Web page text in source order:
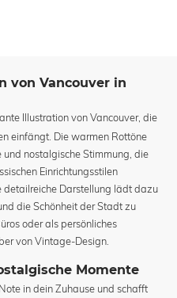
von Vancouver in
Illustration von Vancouver, die
einfängt. Die warmen Rottöne
nostalgische Stimmung, die
Einrichtungsstilen
detailreiche Darstellung lädt dazu
die Schönheit der Stadt zu
oder als persönliches
von Vintage-Design.
Momente
in dein Zuhause und schafft